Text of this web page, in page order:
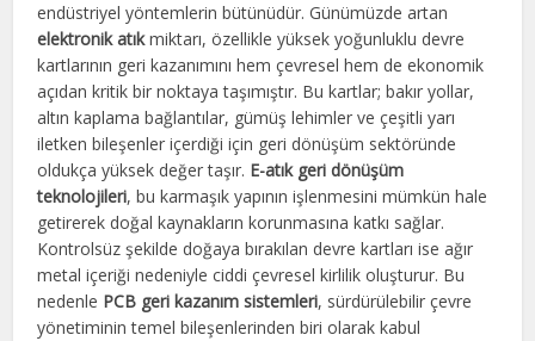
endüstriyel yöntemlerin bütünüdür. Günümüzde artan
elektronik atıkmiktarı, özellikle yüksek yoğunluklu devre
kartlarının geri kazanımını hem çevresel hem de ekonomik
açıdan kritik bir noktaya taşımıştır. Bu kartlar; bakır yollar,
altın kaplama bağlantılar, gümüş lehimler ve çeşitli yarı
iletken bileşenler içerdiği için geri dönüşüm sektöründe
oldukça yüksek değer taşır. E-atık geri dönüşüm
teknolojileri, bu karmaşık yapının işlenmesini mümkün hale
getirerek doğal kaynakların korunmasına katkı sağlar.
Kontrolsüz şekilde doğaya bırakılan devre kartları ise ağır
metal içeriği nedeniyle ciddi çevresel kirlilik oluşturur. Bu
nedenle PCB geri kazanım sistemleri, sürdürülebilir çevre
yönetiminin temel bileşenlerinden biri olarak kabul